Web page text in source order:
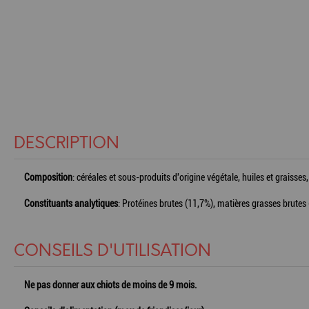
DESCRIPTION
Composition: céréales et sous-produits d'origine végétale, huiles et
Constituants analytiques: Protéines brutes (11,7%), matières grasses
CONSEILS D'UTILISATION
Ne pas donner aux chiots de moins de 9 mois.